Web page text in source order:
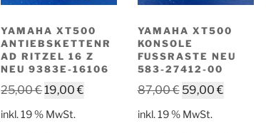
YAMAHA XT500
ANTIEBSKETTENR
AD RITZEL 16 Z
NEU 9383E-16106
25,00€Ursprünglicher
19,00€
inkl. 19 % MwSt.
YAMAHA XT500
KONSOLE
FUSSRASTE NEU 5
83-27412-00
87,00€ Ursprünglicher
59,00€Aktueller
inkl. 19 % MwSt.